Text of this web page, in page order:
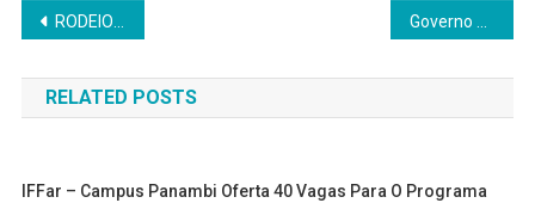
Navegação
de
Post
RODEIO BONITO: Polícia Civil cumpre novas medidas contra exploração ilegal de jogos de azar na internet Governo do Estado recorre da decisão liminar que suspendeu o início das aulas da Rede Estadual
RELATED POSTS
IFFar – Campus Panambi Oferta 40 Vagas Para O Programa